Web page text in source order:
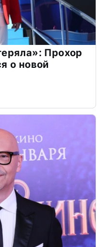
Прохор
о новой